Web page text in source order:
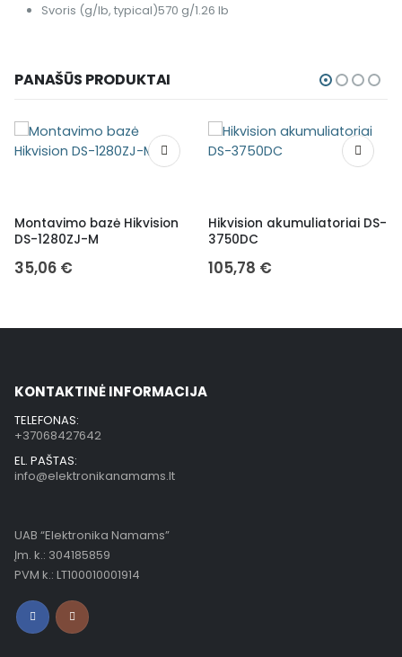
Svoris (g/lb, typical)570 g/1.26 lb
PANAŠŪS PRODUKTAI
Montavimo bazė Hikvision
DS-1280ZJ-M
35,06 €
Hikvision akumuliatoriai DS-
3750DC
105,78 €
KONTAKTINĖ INFORMACIJA
TELEFONAS:
+37068427642
EL. PAŠTAS:
info@elektronikanamams.lt
UAB “Elektronika Namams”
Įm. k.: 304185859
PVM k.: LT100010001914